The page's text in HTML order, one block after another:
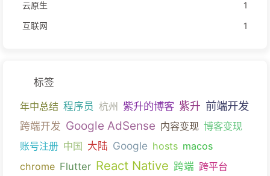
云原生
1
互联网
1
标签
年中总结 程序员 杭州 紫升的博客 紫升 前端开发
跨端开发 Google AdSense 内容变现 博客变现
账号注册 中国 大陆 Google hosts macos
chrome Flutter React Native 跨端 跨平台